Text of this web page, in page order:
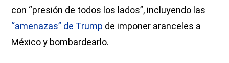
con “presión de todos los lados”, incluyendo las
“amenazas” de Trump de imponer aranceles a
México y bombardearlo.